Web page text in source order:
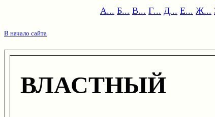
А... Б... В... Г... Д... Е... Ж...
В начало сайта
ВЛАСТНЫЙ